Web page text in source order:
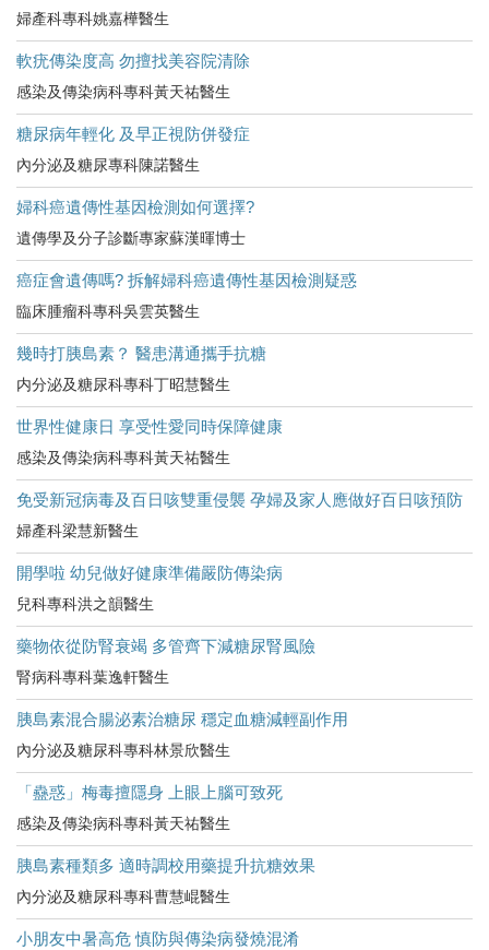
婦產科專科姚嘉樺醫生
軟疣傳染度高 勿擅找美容院清除
感染及傳染病科專科黃天祐醫生
糖尿病年輕化 及早正視防併發症
內分泌及糖尿專科陳諾醫生
婦科癌遺傳性基因檢測如何選擇?
遺傳學及分子診斷專家蘇漢暉博士
癌症會遺傳嗎? 拆解婦科癌遺傳性基因檢測疑惑
臨床腫瘤科專科吳雲英醫生
幾時打胰島素？ 醫患溝通攜手抗糖
内分泌及糖尿科專科丁昭慧醫生
世界性健康日 享受性愛同時保障健康
感染及傳染病科專科黃天祐醫生
免受新冠病毒及百日咳雙重侵襲 孕婦及家人應做好百日咳預防
婦產科梁慧新醫生
開學啦 幼兒做好健康準備嚴防傳染病
兒科專科洪之韻醫生
藥物依從防腎衰竭 多管齊下減糖尿腎風險
腎病科專科葉逸軒醫生
胰島素混合腸泌素治糖尿 穩定血糖減輕副作用
內分泌及糖尿科專科林景欣醫生
「蠱惑」梅毒擅隱身 上眼上腦可致死
感染及傳染病科專科黃天祐醫生
胰島素種類多 適時調校用藥提升抗糖效果
內分泌及糖尿科專科曹慧崐醫生
小朋友中暑高危​ 慎防與傳染病發燒混淆